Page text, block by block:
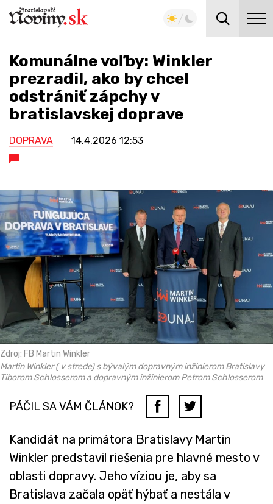
Komunálne voľby: Winkler
prezradil, ako by chcel
odstrániť zápchy v
bratislavskej doprave
DOPRAVA 14.4.2026 12:53
Zdroj: FB Martin Winkler
Martin Winkler ( v strede) s bývalým dopravným inžinierom Bratislavy
Tiborom Schlosserom a dopravným inžinierom Petrom Schlosserom
PÁČIL SA VÁM ČLÁNOK?
Kandidát na primátora Bratislavy Martin
Winkler predstavil riešenia pre hlavné mesto v
oblasti dopravy. Jeho víziou je, aby sa
Bratislava začala opäť hýbať a nestála v